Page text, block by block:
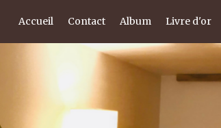
Accueil Contact Album Livre d'or